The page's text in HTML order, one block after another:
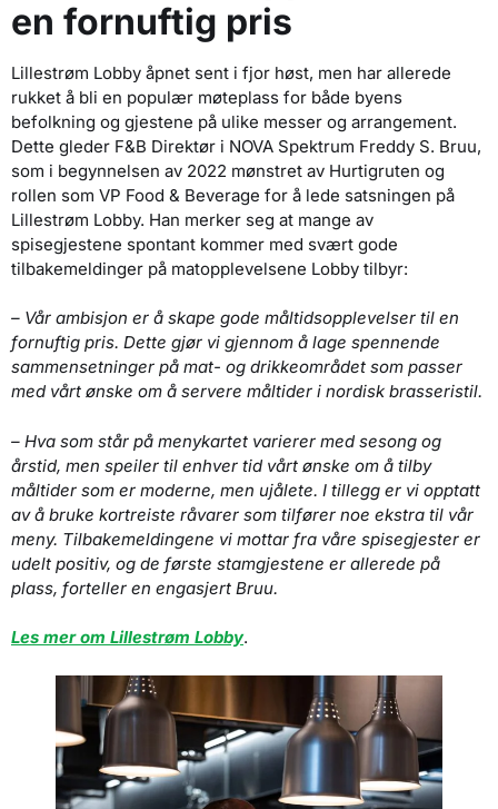
en fornuftig pris
Lillestrøm Lobby åpnet sent i fjor høst, men har allerede
rukket å bli en populær møteplass for både byens
befolkning og gjestene på ulike messer og arrangement.
Dette gleder F&B Direktør i NOVA Spektrum Freddy S. Bruu,
som i begynnelsen av 2022 mønstret av Hurtigruten og
rollen som VP Food & Beverage for å lede satsningen på
Lillestrøm Lobby. Han merker seg at mange av
spisegjestene spontant kommer med svært gode
tilbakemeldinger på matopplevelsene Lobby tilbyr:
– Vår ambisjon er å skape gode måltidsopplevelser til en
fornuftig pris. Dette gjør vi gjennom å lage spennende
sammensetninger på mat- og drikkeområdet som passer
med vårt ønske om å servere måltider i nordisk brasseristil.
– Hva som står på menykartet varierer med sesong og
årstid, men speiler til enhver tid vårt ønske om å tilby
måltider som er moderne, men ujålete. I tillegg er vi opptatt
av å bruke kortreiste råvarer som tilfører noe ekstra til vår
meny. Tilbakemeldingene vi mottar fra våre spisegjester er
udelt positiv, og de første stamgjestene er allerede på
plass, forteller en engasjert Bruu.
Les mer om Lillestrøm Lobby.